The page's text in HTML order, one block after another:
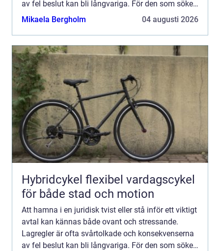
av fel beslut kan bli långvariga. För den som söker
en advokat Helsingborg blir därför valet av byr...
Mikaela Bergholm 04 augusti 2026
Hybridcykel flexibel vardagscykel
för både stad och motion
Att hamna i en juridisk tvist eller stå inför ett viktigt
avtal kan kännas både ovant och stressande.
Lagregler är ofta svårtolkade och konsekvenserna
av fel beslut kan bli långvariga. För den som söker